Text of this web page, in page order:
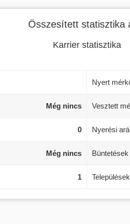
Összesített statisztika
Karrier statisztika
Még nincs
0
Még nincs
1
Nyert
Vesztett
Nyerési